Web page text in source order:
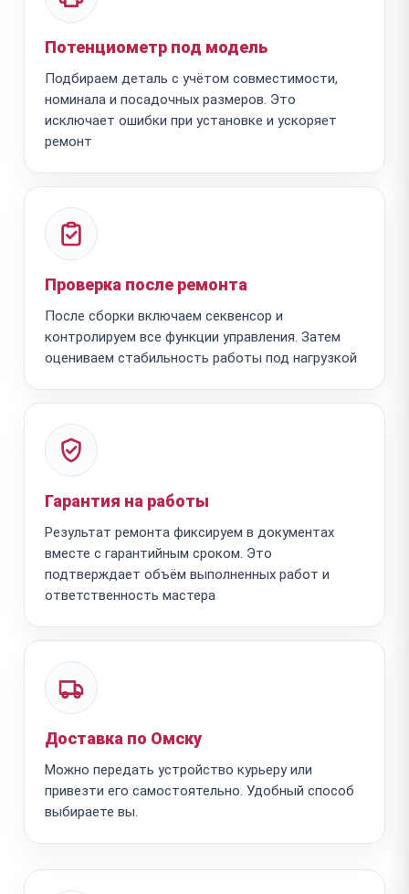
Потенциометр под модель
Подбираем деталь с учётом совместимости,
номинала и посадочных размеров. Это
исключает ошибки при установке и ускоряет
ремонт
Проверка после ремонта
После сборки включаем секвенсор и
контролируем все функции управления. Затем
оцениваем стабильность работы под нагрузкой
Гарантия на работы
Результат ремонта фиксируем в документах
вместе с гарантийным сроком. Это
подтверждает объём выполненных работ и
ответственность мастера
Доставка по Омску
Можно передать устройство курьеру или
привезти его самостоятельно. Удобный способ
выбираете вы.